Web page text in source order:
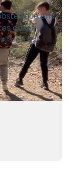
que ens
coses.
on es